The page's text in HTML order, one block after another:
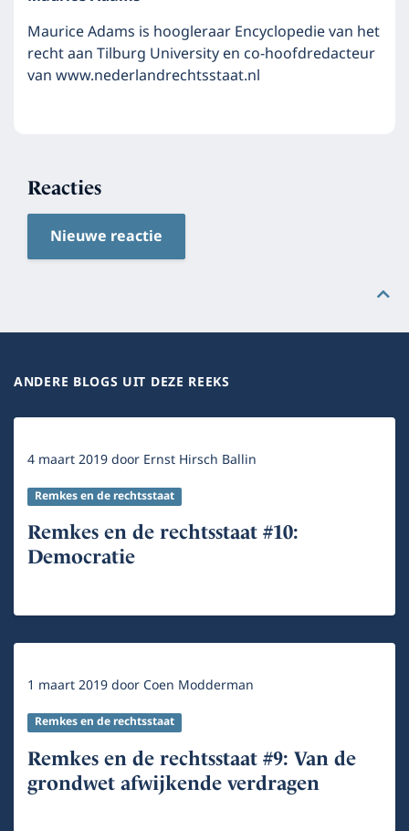
Maurice Adams is hoogleraar Encyclopedie van het
recht aan Tilburg University en co-hoofdredacteur
van www.nederlandrechtsstaat.nl
Reacties
Nieuwe reactie
ANDERE BLOGS UIT DEZE REEKS
4 maart 2019door Ernst Hirsch Ballin
Remkes en de rechtsstaat
Remkes en de rechtsstaat #10:
Democratie
1 maart 2019doorCoen Modderman
Remkes en de rechtsstaat
Remkes en de rechtsstaat #9: Van de
grondwet afwijkende verdragen